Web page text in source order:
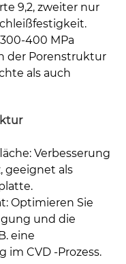
9,2, zweiter nur
400 MPa
der Porenstruktur
als auch
Verbesserung
geeignet als
Optimieren Sie
und die
eine
CVD -Prozess.